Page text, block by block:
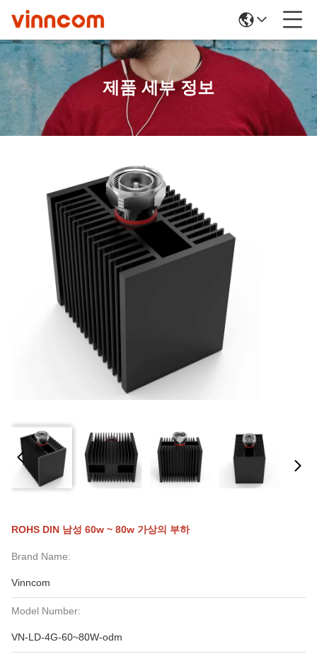
제품 세부 정보
ROHS DIN 남성 60w ~ 80w 가상의 부하
Brand Name:
Vinncom
Model Number:
VN-LD-4G-60~80W-odm